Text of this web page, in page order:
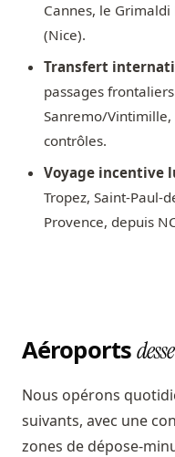
Cannes, le
(Nice).
Transfert
passages
Sanremo/
contrôles.
Voyage incentive
Tropez, Saint-Paul-
Provence, depuis
Aéroports
Nous opérons
suivants, avec une
zones de dépose-